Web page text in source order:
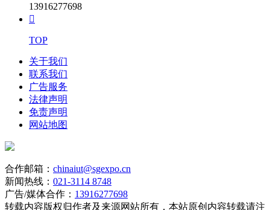
13916277698

TOP
关于我们
联系我们
广告服务
法律声明
免责声明
网站地图
合作邮箱： chinaiut@sgexpo.cn
新闻热线： 021-3114 8748
广告/媒体合作： 13916277698
转载内容版权归作者及来源网站所有，本站原创内容转载请注